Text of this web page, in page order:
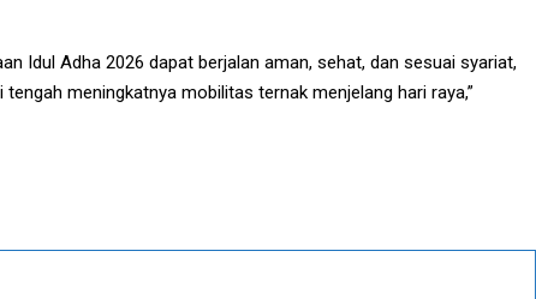
Idul Adha 2026 dapat berjalan aman, sehat, dan sesuai syariat,
meningkatnya mobilitas ternak menjelang hari raya,”